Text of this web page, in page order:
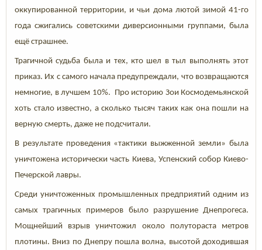
оккупированной территории, и чьи дома лютой зимой 41-го
года сжигались советскими диверсионными группами, была
ещё страшнее.
Трагичной судьба была и тех, кто шел в тыл выполнять этот
приказ. Их с самого начала предупреждали, что возвращаются
немногие, в лучшем 10%. Про историю Зои Космодемьянской
хоть стало известно, а сколько тысяч таких как она пошли на
верную смерть, даже не подсчитали.
В результате проведения «тактики выжженной земли» была
уничтожена исторически часть Киева, Успенский собор Киево-
Печерской лавры.
Среди уничтоженных промышленных предприятий одним из
самых трагичных примеров было разрушение Днепрогеса.
Мощнейший взрыв уничтожил около полутораста метров
плотины. Вниз по Днепру пошла волна, высотой доходившая